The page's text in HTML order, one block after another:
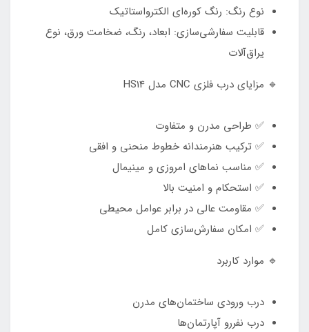
نوع رنگ: رنگ کوره‌ای الکترواستاتیک
قابلیت سفارشی‌سازی: ابعاد، رنگ، ضخامت ورق، نوع
یراق‌آلات
🔹 مزایای درب فلزی CNC مدل HS14
✅ طراحی مدرن و متفاوت
✅ ترکیب هنرمندانه خطوط منحنی و افقی
✅ مناسب نماهای امروزی و مینیمال
✅ استحکام و امنیت بالا
✅ مقاومت عالی در برابر عوامل محیطی
✅ امکان سفارش‌سازی کامل
🔹 موارد کاربرد
درب ورودی ساختمان‌های مدرن
درب نفررو آپارتمان‌ها